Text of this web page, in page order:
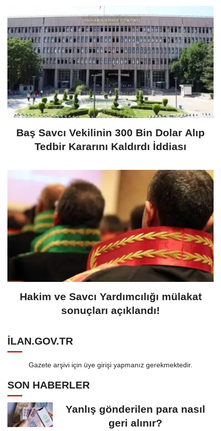
Baş Savcı Vekilinin 300 Bin Dolar Alıp
Tedbir Kararını Kaldırdı İddiası
Hakim ve Savcı Yardımcılığı mülakat
sonuçları açıklandı!
ILAN.GOV.TR
Gazete arşivi için üye girişi yapmanız gerekmektedir.
SON HABERLER
Yanlış gönderilen para nasıl
geri alınır?